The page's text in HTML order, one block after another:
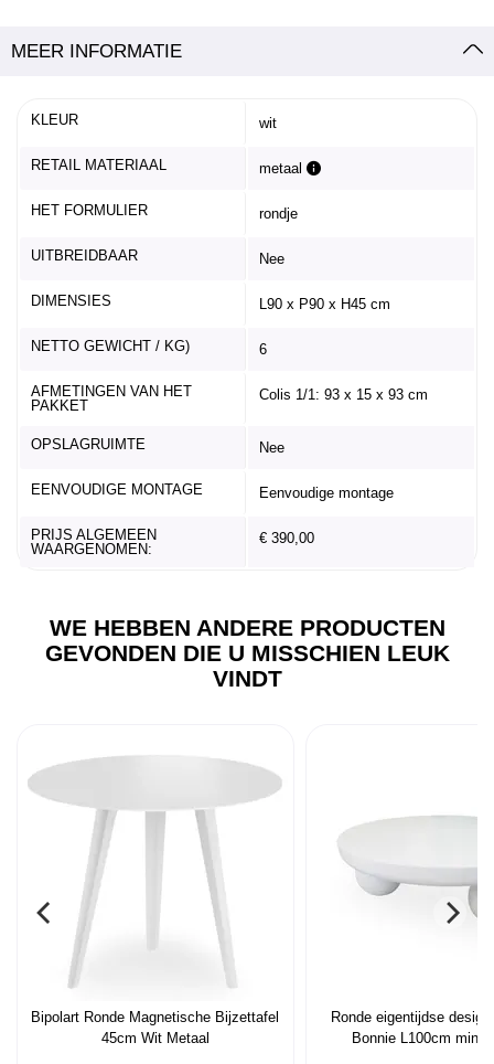
MEER INFORMATIE
KLEUR wit
RETAIL MATERIAAL metaal
HET FORMULIER rondje
UITBREIDBAAR Nee
DIMENSIES L90 x P90 x H45 cm
NETTO GEWICHT / KG) 6
AFMETINGEN VAN HET
PAKKET
Colis 1/1: 93 x 15 x 93 cm
OPSLAGRUIMTE Nee
EENVOUDIGE MONTAGE Eenvoudige montage
PRIJS ALGEMEEN
WAARGENOMEN:
€ 390,00
WE HEBBEN ANDERE PRODUCTEN
GEVONDEN DIE U MISSCHIEN LEUK
VINDT
Bipolart Ronde Magnetische Bijzettafel
45cm Wit Metaal
Ronde eigentijdse
Bonnie L100cm